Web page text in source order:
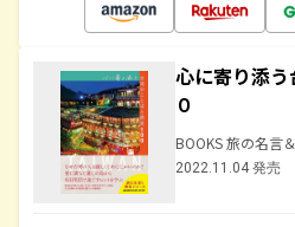
心に寄り添
０
BOOKS 旅の名言
2022.11.04 発売